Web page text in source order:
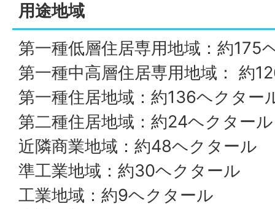
用途地域
第一種低層住居専用地域：約175
第一種中高層住居専用地域： 約
第一種住居地域：約136ヘクター
第二種住居地域：約24ヘクタール
近隣商業地域：約48ヘクタール
準工業地域：約30ヘクタール
工業地域：約9ヘクタール